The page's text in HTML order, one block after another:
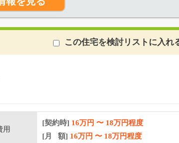
この住宅を検討リストに入れ
用
[契約時] 16万円 〜 18万円程度
[月 額] 16万円 〜 18万円程度